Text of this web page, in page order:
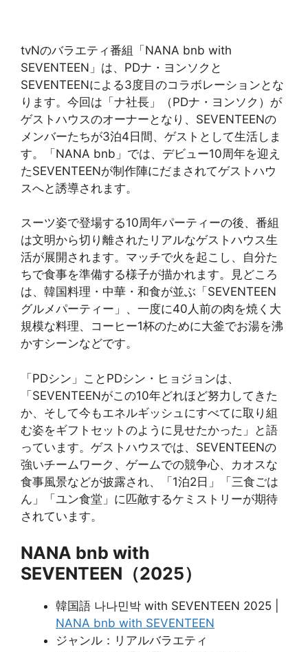
tvNのバラエティ番組「NANA bnb with
SEVENTEEN」は、PDナ・ヨンソクと
SEVENTEENによる3度目のコラボレーションとな
ります。今回は「ナ社長」（PDナ・ヨンソク）が
ゲストハウスのオーナーとなり、SEVENTEENの
メンバーたちが3泊4日間、ゲストとして生活しま
す。「NANA bnb」では、デビュー10周年を迎え
たSEVENTEENが制作陣にだまされてゲストハウ
スへと誘導されます。
スーツ姿で登場する10周年パーティーの後、番組
は文明から切り離されたリアルなゲストハウス生
活が展開されます。マッチで火を起こし、自分た
ちで食事を準備する様子が描かれます。見どころ
は、韓国料理・中華・和食が並ぶ「SEVENTEEN
グルメパーティー」、一度に40人前の肉を焼く大
規模な料理、コーヒー1杯のために大釜でお湯を沸
かすシーンなどです。
「PDシン」ことPDシン・ヒョジョンは、
「SEVENTEENがこの10年どれほど努力してきた
か、そして今もエネルギッシュにすべてに取り組
む姿をギフトセットのように見せたかった」と語
っています。ゲストハウスでは、SEVENTEENの
強いチームワーク、ゲームでの競争心、カオスな
食事風景などが披露され、「1泊2日」「三食ごは
ん」「ユン食堂」に匹敵するケミストリーが期待
されています。
NANA bnb with
SEVENTEEN（2025）
韓国語 나나민박 with SEVENTEEN 2025 |
NANA bnb with SEVENTEEN
ジャンル：リアルバラエティ